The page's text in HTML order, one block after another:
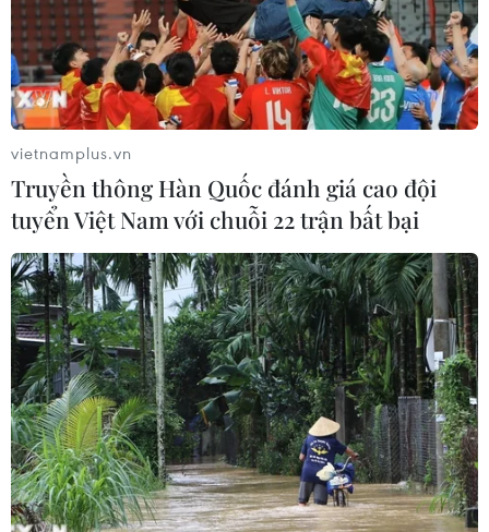
bỏ phiếu về dự thảo nghị quyết kêu gọi chấm dứt việc
xây dựng các khu định cư của người Israel ở khu Bờ
Tây.
Dư luận về việc LHQ yêu cầu Israel ngừng
xây dựng các khu định cư
vietnamplus.vn
Truyền thông Hàn Quốc đánh giá cao đội
tuyển Việt Nam với chuỗi 22 trận bất bại